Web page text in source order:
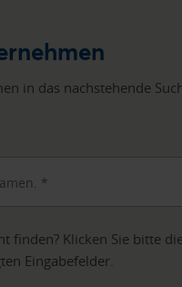
in das nachstehende
finden? Klicken Sie bitte
Eingabefelder.